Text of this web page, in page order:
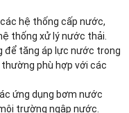
hệ thống cấp nước,
thống xử lý nước thải.
để tăng áp lực nước trong
phù hợp với các
ứng dụng bơm nước
trường ngập nước.